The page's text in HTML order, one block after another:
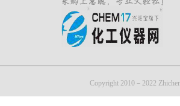
Copyright 2010－2022